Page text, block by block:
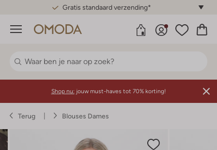
Gratis standaard verzending*
Menu
Shop nu: jouw must-haves tot 70% korting!
Terug Blouses Dames